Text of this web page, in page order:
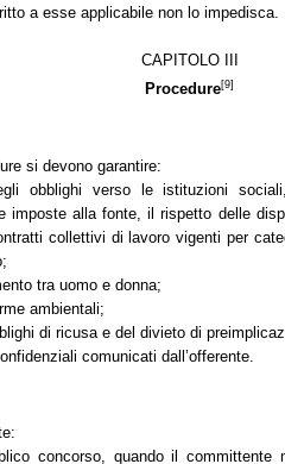
a esse applicabile non lo impedisca.
CAPITOLO III
Procedure[9]
si devono garantire:
obblighi verso le istituzioni
imposte alla fonte, il rispetto delle
collettivi di lavoro vigenti per
tra uomo e donna;
ambientali;
di ricusa e del divieto di
comunicati dall’offerente.
concorso, quando il committente